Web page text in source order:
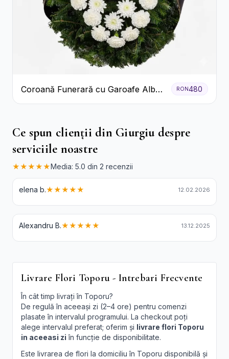
Coroană Funerară cu Garoafe Albe
și Crizanteme
RON 480
Ce spun clienții din Giurgiu despre
serviciile noastre
★★★★★Media: 5.0 din 2 recenzii
elena b.★★★★★ 12.02.2026
Alexandru B.★★★★★ 13.12.2025
Livrare Flori Toporu - Intrebari Frecvente
În cât timp livrați în Toporu?
De regulă în aceeași zi (2–4 ore) pentru comenzi
plasate în intervalul programului. La checkout poți
alege intervalul preferat; oferim și livrare flori Toporu
in aceeasi zi în funcție de disponibilitate.
Este livrarea de flori la domiciliu în Toporu disponibilă și